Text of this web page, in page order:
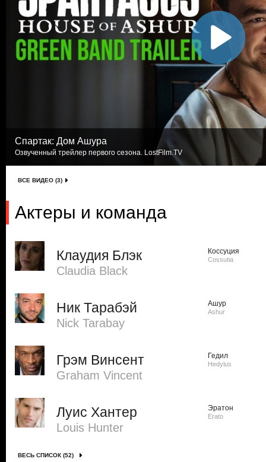
Спартак: Дом Ашура
Озвученный трейлер первого сезона. LostFilm.TV
ВСЕ ВИДЕО (3)
Актеры и команда
Клаудия Блэк
Claudia Black
Коссуция
Cossutia
Ник Тарабэй
Nick Tarabay
Ашур
Ashur
Грэм Винсент
Graham Vincent
Гедил
Hedylus
Луис Хантер
Louis Hunter
Эратон
Erato
ВЕСЬ СПИСОК (52)